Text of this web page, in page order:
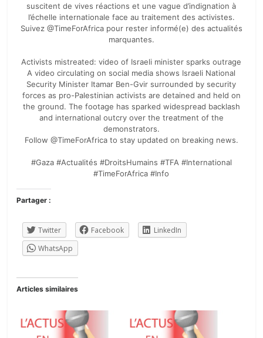
suscitent de vives réactions et une vague d’indignation à
l’échelle internationale face au traitement des activistes.
Suivez @TimeForAfrica pour rester informé(e) des actualités
marquantes.
Activists mistreated: video of Israeli minister sparks outrage
A video circulating on social media shows Israeli National
Security Minister Itamar Ben-Gvir surrounded by security
forces as pro-Palestinian activists are detained and held on
the ground. The footage has sparked widespread backlash
and international outcry over the treatment of the
demonstrators.
Follow @TimeForAfrica to stay updated on breaking news.
#Gaza #Actualités #DroitsHumains #TFA #International
#TimeForAfrica #Info
Partager :
Twitter Facebook
LinkedIn
WhatsApp
Articles similaires